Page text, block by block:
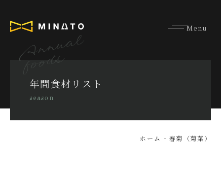
年間食材リスト
season
Annual
foods
ホーム 春菊（菊菜）